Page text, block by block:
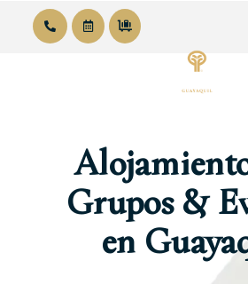
Grupos &
en